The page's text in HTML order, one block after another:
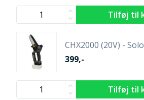
CHX2000 (20V) - Solo
399,-